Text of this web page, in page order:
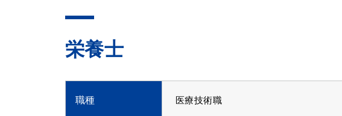
栄養士
職種 医療技術職